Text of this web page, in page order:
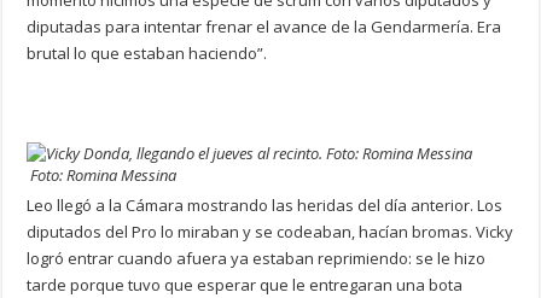
diputadas para intentar frenar el avance de la Gendarmería. Era
brutal lo que estaban haciendo”.
Foto: Romina Messina
Leo llegó a la Cámara mostrando las heridas del día anterior. Los
diputados del Pro lo miraban y se codeaban, hacían bromas. Vicky
logró entrar cuando afuera ya estaban reprimiendo: se le hizo
tarde porque tuvo que esperar que le entregaran una bota